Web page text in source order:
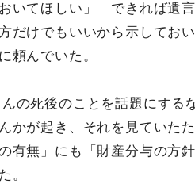
いてほしい」「できれば遺
だけでもいいから示してお
頼んでいた。
の死後のことを話題にする
かが起き、それを見ていた
有無」にも「財産分与の方
。